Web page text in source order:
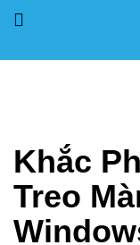
Khắc
Treo